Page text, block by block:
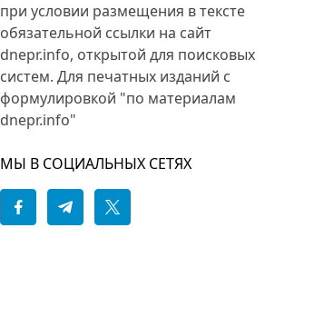
при условии размещения в тексте
обязательной ссылки на сайт
dnepr.info, открытой для поисковых
систем. Для печатных изданий с
формулировкой "по материалам
dnepr.info"
МЫ В СОЦИАЛЬНЫХ СЕТЯХ